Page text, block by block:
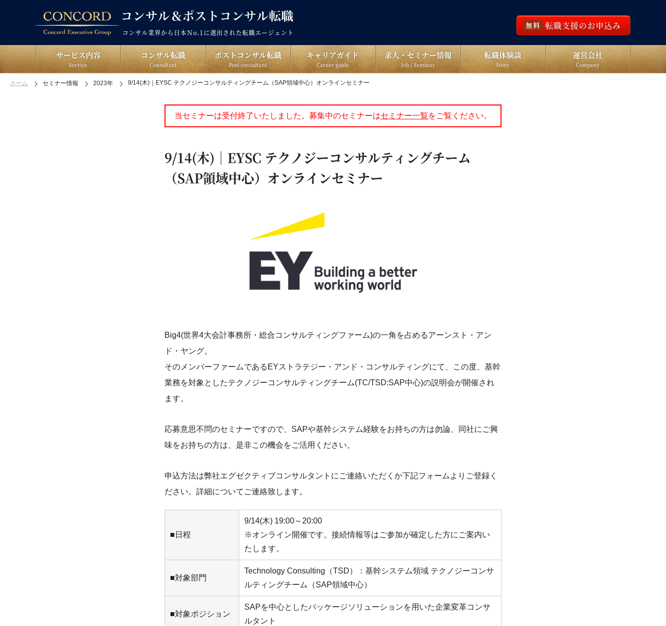
コンサル業界から日本Ｎo.1に選出された転職エージェント
無料 転職支援のお申込み
サービス内容
Service
コンサル転職
Consultant
ポストコンサル転職
Post consultant
キャリアガイド
Career guide
求人・セミナー情報
Job / Seminar
転職体験談
Story
運営会社
Company
ホーム セミナー情報 2023年 9/14(木)｜EYSC テクノジーコンサルティングチーム（SAP領域中心）オンラインセミナー
当セミナーは受付終了いたしました。募集中のセミナーはセミナー一覧をご覧ください。
9/14(木)｜EYSC テクノジーコンサルティングチーム
（SAP領域中心）オンラインセミナー
Big4(世界4大会計事務所・総合コンサルティングファーム)の一角を占めるアーンスト・アン
ド・ヤング。
そのメンバーファームであるEYストラテジー・アンド・コンサルティングにて、この度、基幹
業務を対象としたテクノジーコンサルティングチーム(TC/TSD:SAP中心)の説明会が開催され
ます。
応募意思不問のセミナーですので、SAPや基幹システム経験をお持ちの方は勿論、同社にご興
味をお持ちの方は、是非この機会をご活用ください。
申込方法は弊社エグゼクティブコンサルタントにご連絡いただくか下記フォームよりご登録く
ださい。詳細についてご連絡致します。
■日程
9/14(木) 19:00～20:00
※オンライン開催です。接続情報等はご参加が確定した方にご案内い
たします。
■対象部門
Technology Consulting（TSD）：基幹システム領域 テクノジーコンサ
ルティングチーム（SAP領域中心）
■対象ポジション
SAPを中心としたパッケージソリューションを用いた企業変革コンサ
ルタント